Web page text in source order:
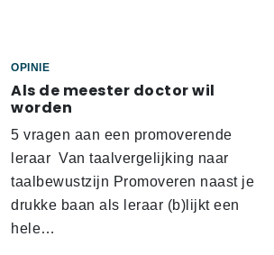
OPINIE
Als de meester doctor wil
worden
5 vragen aan een promoverende
leraar Van taalvergelijking naar
taalbewustzijn Promoveren naast je
drukke baan als leraar (b)lijkt een
hele…